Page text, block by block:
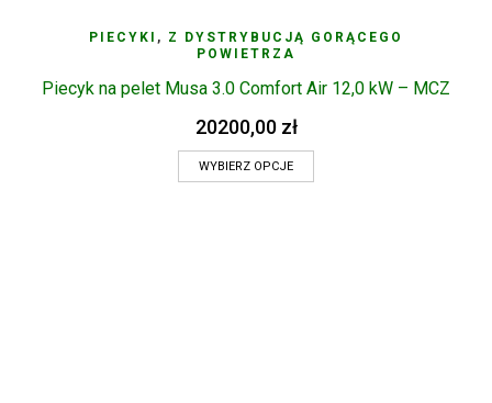
PIECYKI , Z DYSTRYBUCJĄ GORĄCEGO
POWIETRZA
Piecyk na pelet Musa 3.0 Comfort Air 12,0 kW – MCZ
20200,00 zł
WYBIERZ OPCJE